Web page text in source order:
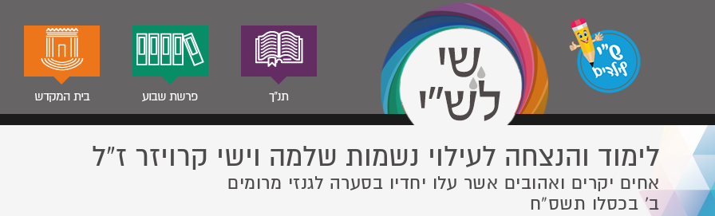
תנ"ך פרשת שבוע בית המקדש
לימוד והנצחה לעילוי נשמות שלמה וישי קרויזר ז”ל
אחים יקרים ואהובים אשר עלו יחדיו בסערה לגנזי מרומים
ב' בכסלו תשס”ח